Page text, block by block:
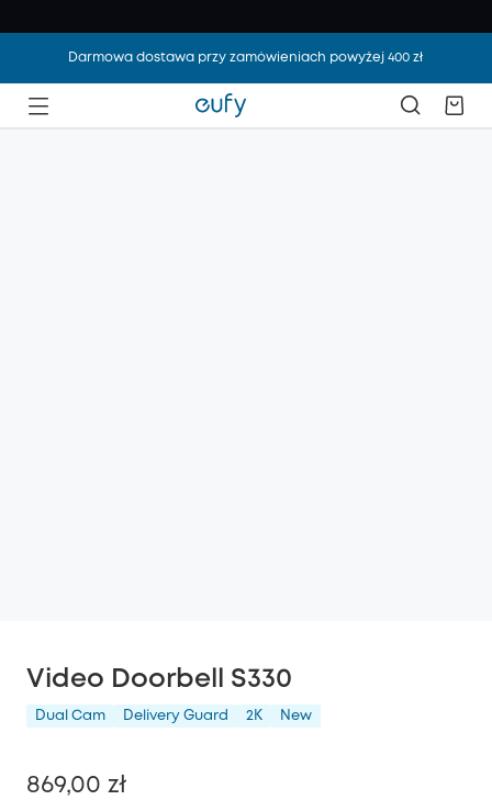
Darmowa dostawa przy zamówieniach powyżej 400 zł
Video Doorbell S330
Dual Cam Delivery Guard 2K New
869,00 zł